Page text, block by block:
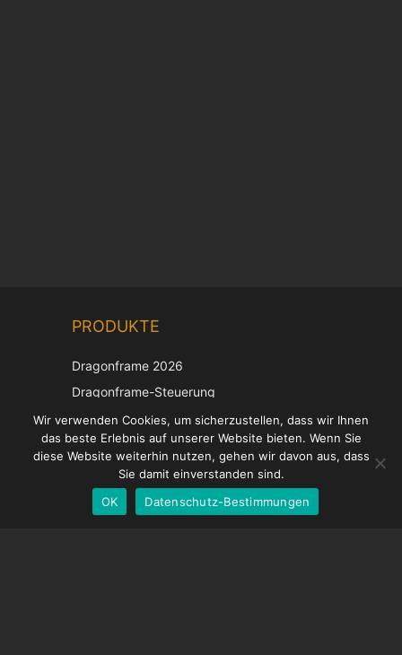
PRODUKTE
Dragonframe 2026
Dragonframe-Steuerung
DDMX-512
DMC-32
EOS LV-Korrekturkappe
Wir verwenden Cookies, um sicherzustellen, dass wir Ihnen
das beste Erlebnis auf unserer Website bieten. Wenn Sie
diese Website weiterhin nutzen, gehen wir davon aus, dass
Sie damit einverstanden sind.
OK
Datenschutz-Bestimmungen
German
English
Spanish
French